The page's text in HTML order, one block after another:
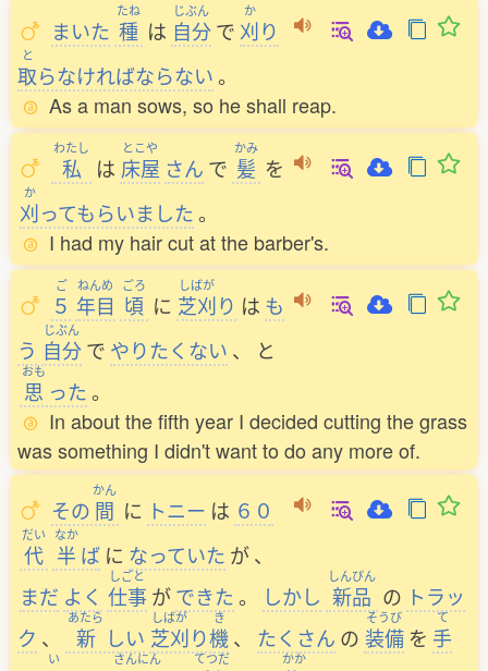
まいた
たね
種 は
じぶん
自分 で
か
刈り
と
取らなければならない。
As a man sows, so he shall reap.
わたし
私 は
とこや
床屋 さん で
かみ
髪 を
か
刈ってもらいました。
I had my hair cut at the barber's.
ご
５
ねんめ
年目
ごろ
頃 に
しばが
芝刈り は も
う
じぶん
自分 で やりたくない 、 と
おも
思 った。
In about the fifth year I decided cutting the grass
was something I didn't want to do any more of.
その
かん
間 に トニー は ６０
だい
代
なか
半 ば に なっていた が、
まだ よく
しごと
仕事 ができた。 しかし
しんぴん
新品 の トラッ
ク 、
あたら
新 しい
しばが
芝刈り
き
機、 たくさん の
そうび
装備 を
て
手
い さんにん てつだ かか